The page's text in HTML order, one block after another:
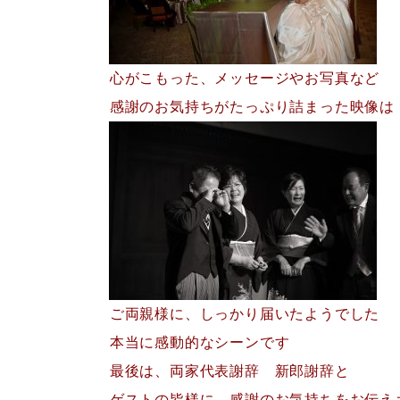
心がこもった、メッセージやお写真など
感謝のお気持ちがたっぷり詰まった映像は
ご両親様に、しっかり届いたようでした
本当に感動的なシーンです
最後は、両家代表謝辞 新郎謝辞と